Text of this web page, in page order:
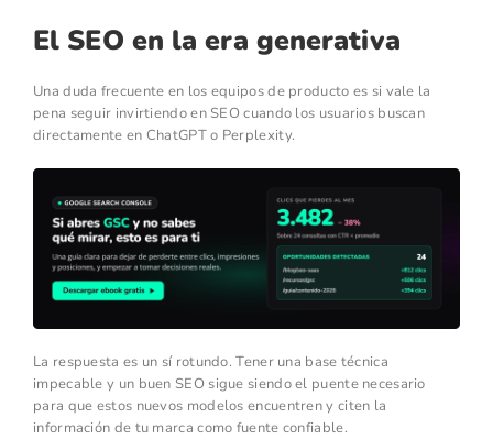
El SEO en la era generativa
Una duda frecuente en los equipos de producto es si vale la
pena seguir invirtiendo en SEO cuando los usuarios buscan
directamente en ChatGPT o Perplexity.
La respuesta es un sí rotundo. Tener una base técnica
impecable y un buen SEO sigue siendo el puente necesario
para que estos nuevos modelos encuentren y citen la
información de tu marca como fuente confiable.